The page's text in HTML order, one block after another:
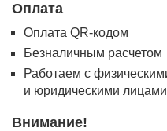
Оплата
Оплата QR-кодом
Безналичным расчетом
Работаем с
и юридическими
Внимание!